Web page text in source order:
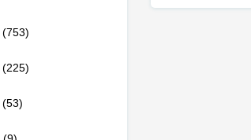
(753)
(225)
(53)